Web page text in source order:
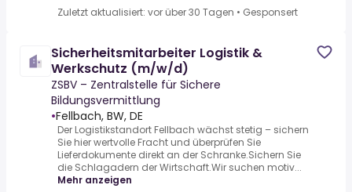
Zuletzt aktualisiert: vor über 30 Tagen • Gesponsert
Sicherheitsmitarbeiter Logistik &
Werkschutz (m/w/d)
ZSBV – Zentralstelle für Sichere
Bildungsvermittlung
•Fellbach, BW, DE
Der Logistikstandort Fellbach wächst stetig – sichern
Sie hier wertvolle Fracht und überprüfen Sie
Lieferdokumente direkt an der Schranke.Sichern Sie
die Schlagadern der Wirtschaft.Wir suchen motiv...
Mehr anzeigen